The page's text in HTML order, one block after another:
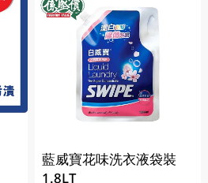
藍威寶花味洗衣液袋裝
1.8LT